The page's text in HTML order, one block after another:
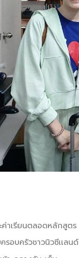
ะค่าเรียนตลอดหลักสูตร
อบครัวชาวนิวซีเเลนด์